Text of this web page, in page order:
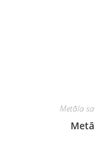
Metāla